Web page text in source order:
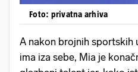
Foto: privatna arhiva
A nakon brojnih sportskih
ima iza sebe, Mia je